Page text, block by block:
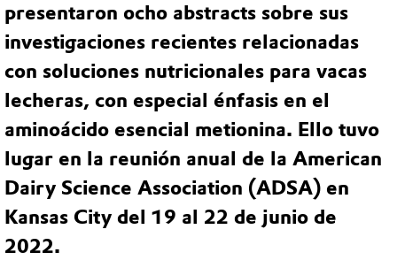
presentaron ocho abstracts sobre sus
investigaciones recientes relacionadas
con soluciones nutricionales para vacas
lecheras, con especial énfasis en el
aminoácido esencial metionina. Ello tuvo
lugar en la reunión anual de la American
Dairy Science Association (ADSA) en
Kansas City del 19 al 22 de junio de
2022.